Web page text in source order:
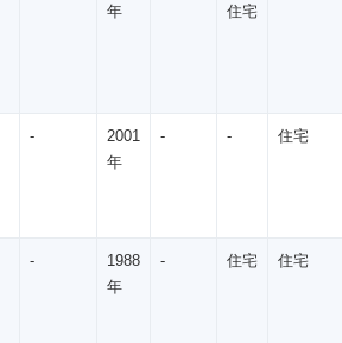
年
住宅
-
2001
年
- - 住宅
-
1988
年
- 住宅 住宅